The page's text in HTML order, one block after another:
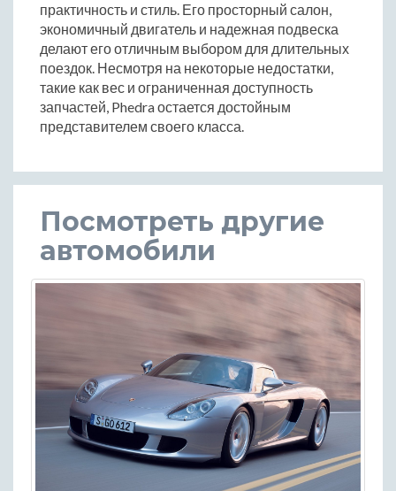
практичность и стиль. Его просторный салон,
экономичный двигатель и надежная подвеска
делают его отличным выбором для длительных
поездок. Несмотря на некоторые недостатки,
такие как вес и ограниченная доступность
запчастей, Phedra остается достойным
представителем своего класса.
Посмотреть другие
автомобили